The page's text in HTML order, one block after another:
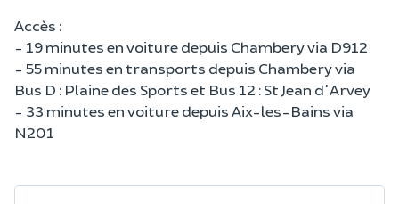
Accès :
- 19 minutes en voiture depuis Chambery via D912
- 55 minutes en transports depuis Chambery via
Bus D : Plaine des Sports et Bus 12 : St Jean d'Arvey
- 33 minutes en voiture depuis Aix-les-Bains via
N201